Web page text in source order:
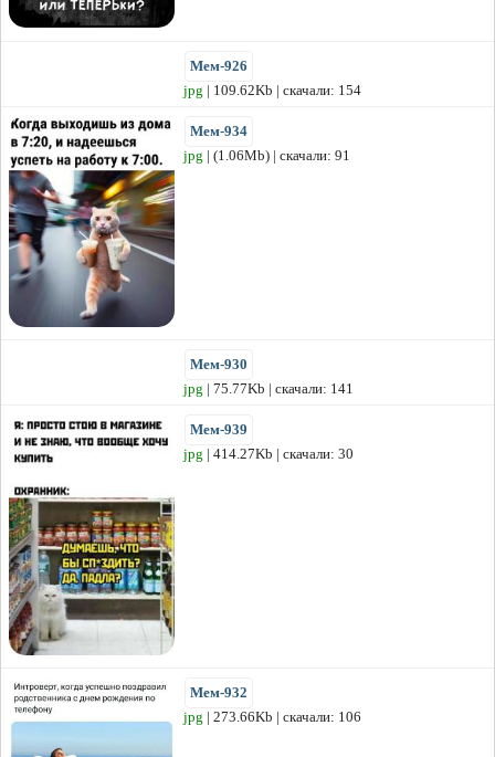
Мем-926
jpg | 109.62Kb | скачали: 154
Мем-934
jpg | (1.06Mb) | скачали: 91
Мем-930
jpg | 75.77Kb | скачали: 141
Мем-939
jpg | 414.27Kb | скачали: 30
Мем-932
jpg | 273.66Kb | скачали: 106